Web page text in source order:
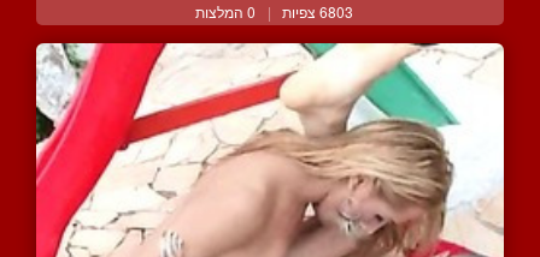
6803 צפיות | 0 המלצות